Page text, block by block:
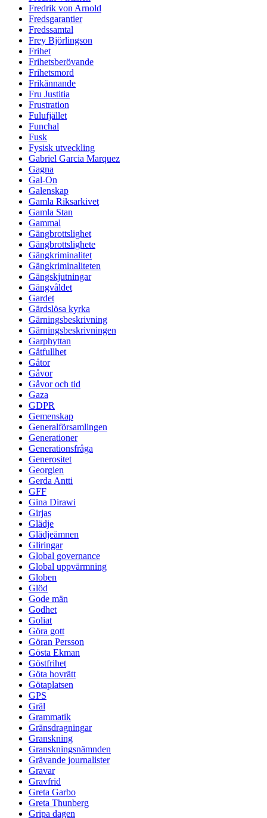
Fredrik von Arnold
Fredsgarantier
Fredssamtal
Frey Björlingson
Frihet
Frihetsberövande
Frihetsmord
Frikännande
Fru Justitia
Frustration
Fulufjället
Funchal
Fusk
Fysisk utveckling
Gabriel Garcia Marquez
Gagna
Gal-On
Galenskap
Gamla Riksarkivet
Gamla Stan
Gammal
Gängbrottslighet
Gängbrottslighete
Gängkriminalitet
Gängkriminaliteten
Gängskjutningar
Gängvåldet
Gardet
Gärdslösa kyrka
Gärningsbeskrivning
Gärningsbeskrivningen
Garphyttan
Gåtfullhet
Gåtor
Gåvor
Gåvor och tid
Gaza
GDPR
Gemenskap
Generalförsamlingen
Generationer
Generationsfråga
Generositet
Georgien
Gerda Antti
GFF
Gina Dirawi
Girjas
Glädje
Glädjeämnen
Gliringar
Global governance
Global uppvärmning
Globen
Glöd
Gode män
Godhet
Goliat
Göra gott
Göran Persson
Gösta Ekman
Göstfrihet
Göta hovrätt
Götaplatsen
GPS
Gräl
Grammatik
Gränsdragningar
Granskning
Granskningsnämnden
Grävande journalister
Gravar
Gravfrid
Greta Garbo
Greta Thunberg
Gripa dagen